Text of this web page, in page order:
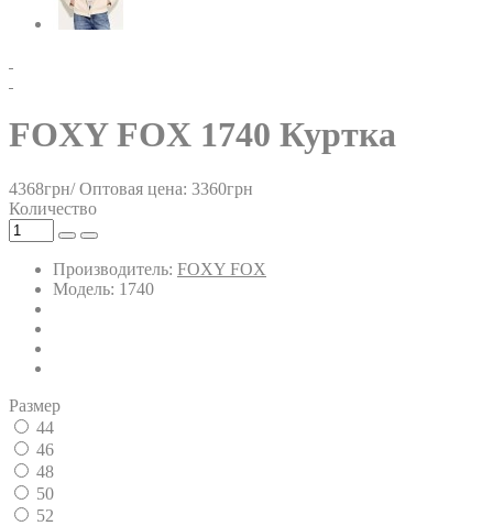
FOXY FOX 1740 Куртка
4368грн/ Оптовая цена: 3360грн
Количество
Производитель: FOXY FOX
Модель: 1740
Размер
44
46
48
50
52